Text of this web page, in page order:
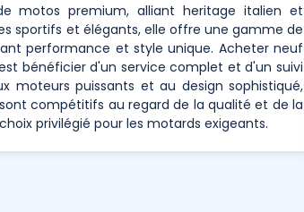
motos premium, alliant heritage italien et
sportifs et élégants, elle offre une gamme de
performance et style unique. Acheter neuf
bénéficier d'un service complet et d'un suivi
moteurs puissants et au design sophistiqué,
compétitifs au regard de la qualité et de la
privilégié pour les motards exigeants.